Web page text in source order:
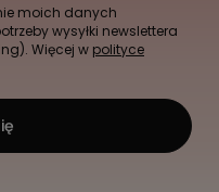
moich danych
wysyłki newslettera
Więcej w polityce